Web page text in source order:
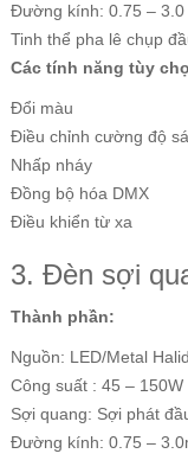
Đường kính: 0.75 – 3.0
Tinh thể pha lê chụp
Các tính năng tùy
Đổi màu
Điều chỉnh cường độ
Nhấp nháy
Đồng bộ hóa DMX
Điều khiển từ xa
3. Đèn sợi
Thành phần:
Nguồn: LED/Metal
Công suất : 45 – 150W
Sợi quang: Sợi phát
Đường kính: 0.75 –